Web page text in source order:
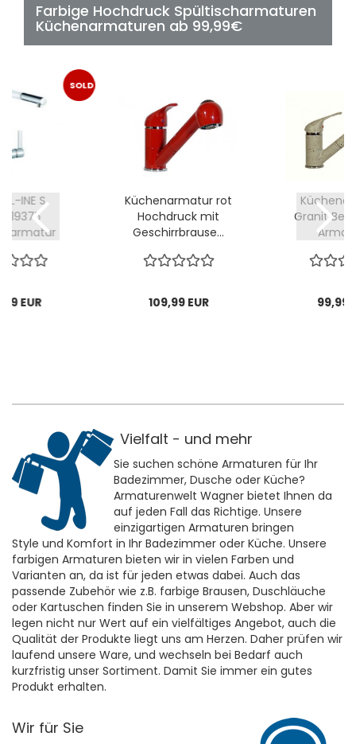
Farbige Hochdruck Spültischarmaturen
Küchenarmaturen ab 99,99€
SOLD
L-INE S
EUR
Küchenarmatur rot
Hochdruck mit
Geschirrbrause...
109,99 EUR
Granit
99,99
Vielfalt - und mehr
Sie suchen schöne Armaturen für Ihr
Badezimmer, Dusche oder Küche?
Armaturenwelt Wagner bietet Ihnen da
auf jeden Fall das Richtige. Unsere
einzigartigen Armaturen bringen
Style und Komfort in Ihr Badezimmer oder Küche. Unsere
farbigen Armaturen bieten wir in vielen Farben und
Varianten an, da ist für jeden etwas dabei. Auch das
passende Zubehör wie z.B. farbige Brausen, Duschläuche
oder Kartuschen finden Sie in unserem Webshop. Aber wir
legen nicht nur Wert auf ein vielfältiges Angebot, auch die
Qualität der Produkte liegt uns am Herzen. Daher prüfen wir
laufend unsere Ware, und wechseln bei Bedarf auch
kurzfristig unser Sortiment. Damit Sie immer ein gutes
Produkt erhalten.
Wir für Sie